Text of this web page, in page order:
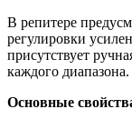
В репитере
регулировки
присутствует
каждого диапазона.
Основные